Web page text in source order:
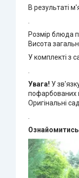
В результаті
.
Розмір блюда
Висота
У комплекті з
.
Увага! У
пофарбованих
Оригінальні
.